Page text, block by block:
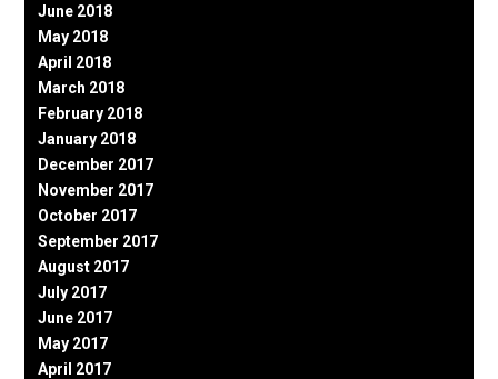
June 2018
May 2018
April 2018
March 2018
February 2018
January 2018
December 2017
November 2017
October 2017
September 2017
August 2017
July 2017
June 2017
May 2017
April 2017